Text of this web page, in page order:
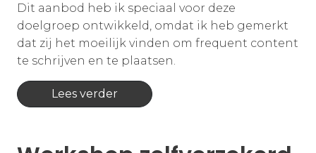
Dit aanbod heb ik speciaal voor deze
doelgroep ontwikkeld, omdat ik heb gemerkt
dat zij het moeilijk vinden om frequent content
te schrijven en te plaatsen.
Lees verder